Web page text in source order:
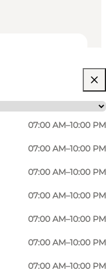
07:00 AM–10:00 PM
07:00 AM–10:00 PM
07:00 AM–10:00 PM
07:00 AM–10:00 PM
07:00 AM–10:00 PM
07:00 AM–10:00 PM
07:00 AM–10:00 PM
pris er
dag for at give
lavest